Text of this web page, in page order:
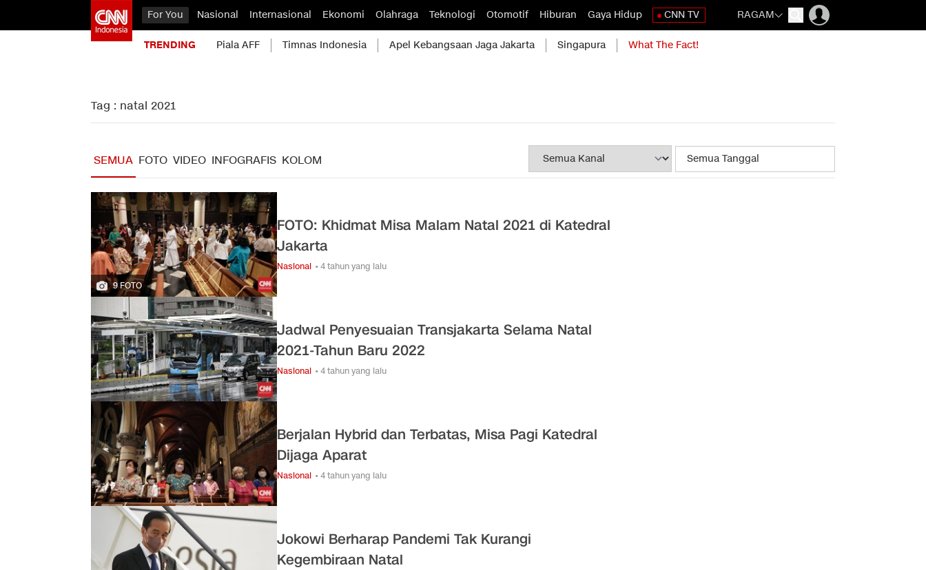
For You Nasional Internasional Ekonomi Olahraga Teknologi Otomotif Hiburan Gaya Hidup CNN TV RAGAM
TRENDING Piala AFF Timnas Indonesia Apel Kebangsaan Jaga Jakarta Singapura What The Fact!
Tag : natal 2021
SEMUA FOTO VIDEO INFOGRAFIS KOLOM
9 FOTO
FOTO: Khidmat Misa Malam Natal 2021 di Katedral
Jakarta
Nasional • 4 tahun yang lalu
Jadwal Penyesuaian Transjakarta Selama Natal
2021-Tahun Baru 2022
Nasional • 4 tahun yang lalu
Berjalan Hybrid dan Terbatas, Misa Pagi Katedral
Dijaga Aparat
Nasional • 4 tahun yang lalu
Jokowi Berharap Pandemi Tak Kurangi
Kegembiraan Natal